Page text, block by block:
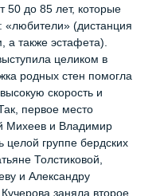
50 до 85 лет, которые
«любители» (дистанция
также эстафета).
целиком в
родных стен помогла
скорость и
первое место
Михеев и Владимир
целой группе бердских
Толстиковой,
и Александру
заняла второе